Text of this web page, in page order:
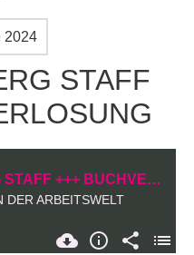
2024
STAFF
#400 mit JOERG STAFF +++ BUCHVERLOSUNG
DER ARBEITSWELT